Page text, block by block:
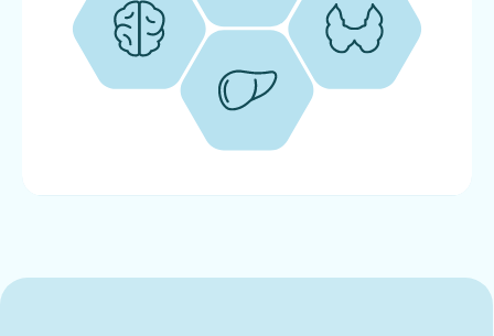
Bioimpedansometriya — tana tarkibini